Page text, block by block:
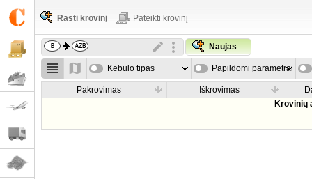
Rasti krovinį Pateikti krovinį
Naujas
Kėbulo tipas Papildomi parametrai
Pakrovimas Iškrovimas
Krovinių